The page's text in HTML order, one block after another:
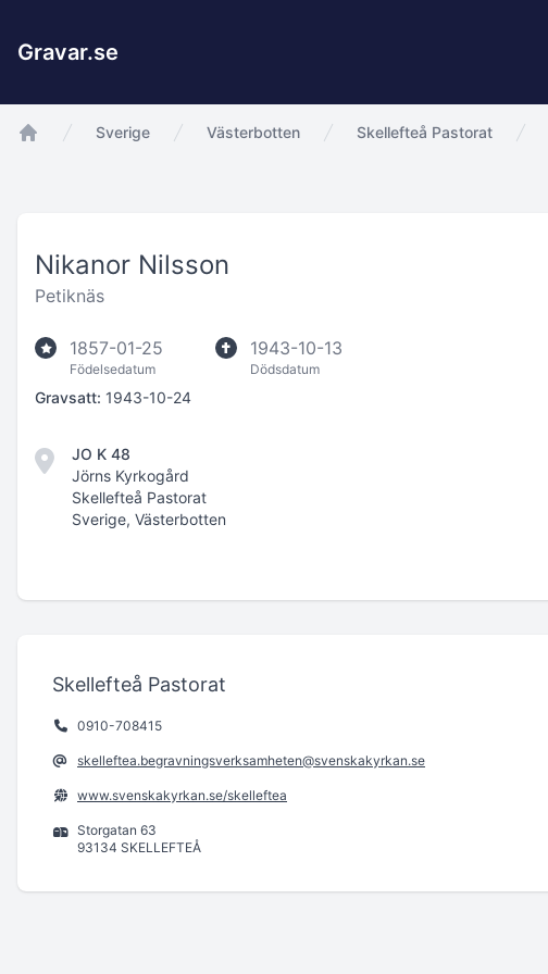
Gravar.se
Sverige Västerbotten Skellefteå Pastorat
Nikanor Nilsson
Petiknäs
1857-01-25
Födelsedatum
1943-10-13
Dödsdatum
Gravsatt: 1943-10-24
JO K 48
Jörns Kyrkogård
Skellefteå Pastorat
Sverige, Västerbotten
Skellefteå Pastorat
0910-708415
skelleftea.begravningsverksamheten@svenskakyrkan.se
www.svenskakyrkan.se/skelleftea
Storgatan 63
93134 SKELLEFTEÅ